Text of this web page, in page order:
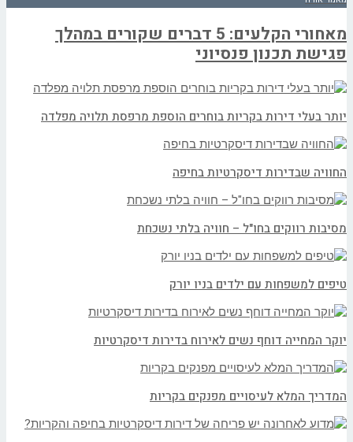
מאחורי הקלעים: 5 דברים שקורים במהלך
פגישת תכנון פנסיוני
יותר בעלי דירות בקריות בוחרים הוספת מרפסת תלויה מפלדה
החוויה שבדירות דיסקרטיות בחיפה
מסיבות רווקים בחו"ל – חוויה בלתי נשכחת
טיפים למשפחות עם ילדים בניו יורק
יוקר המחייה דוחף נשים לאירוח בדירות דיסקרטיות
המדריך המלא לעיסויים מפנקים בקריות